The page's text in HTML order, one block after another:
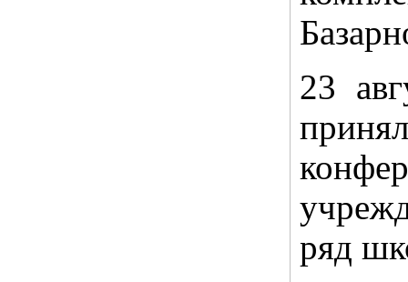
23
ряд